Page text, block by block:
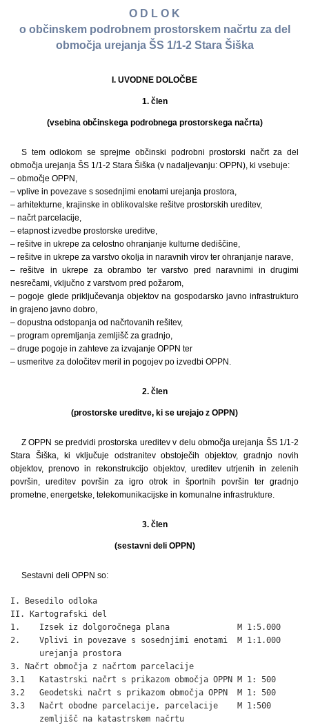
O D L O K
o občinskem podrobnem prostorskem načrtu za del
območja urejanja ŠS 1/1-2 Stara Šiška
I. UVODNE DOLOČBE
1. člen
(vsebina občinskega podrobnega prostorskega načrta)
S tem odlokom se sprejme občinski podrobni prostorski načrt za del
območja urejanja ŠS 1/1-2 Stara Šiška (v nadaljevanju: OPPN), ki vsebuje:
– območje OPPN,
– vplive in povezave s sosednjimi enotami urejanja prostora,
– arhitekturne, krajinske in oblikovalske rešitve prostorskih ureditev,
– načrt parcelacije,
– etapnost izvedbe prostorske ureditve,
– rešitve in ukrepe za celostno ohranjanje kulturne dediščine,
– rešitve in ukrepe za varstvo okolja in naravnih virov ter ohranjanje narave,
– rešitve in ukrepe za obrambo ter varstvo pred naravnimi in drugimi
nesrečami, vključno z varstvom pred požarom,
– pogoje glede priključevanja objektov na gospodarsko javno infrastrukturo
in grajeno javno dobro,
– dopustna odstopanja od načrtovanih rešitev,
– program opremljanja zemljišč za gradnjo,
– druge pogoje in zahteve za izvajanje OPPN ter
– usmeritve za določitev meril in pogojev po izvedbi OPPN.
2. člen
(prostorske ureditve, ki se urejajo z OPPN)
Z OPPN se predvidi prostorska ureditev v delu območja urejanja ŠS 1/1-2
Stara Šiška, ki vključuje odstranitev obstoječih objektov, gradnjo novih
objektov, prenovo in rekonstrukcijo objektov, ureditev utrjenih in zelenih
površin, ureditev površin za igro otrok in športnih površin ter gradnjo
prometne, energetske, telekomunikacijske in komunalne infrastrukture.
3. člen
(sestavni deli OPPN)
Sestavni deli OPPN so:
I. Besedilo odloka
II. Kartografski del
1.    Izsek iz dolgoročnega plana              M 1:5.000
2.    Vplivi in povezave s sosednjimi enotami  M 1:1.000
      urejanja prostora
3. Načrt območja z načrtom parcelacije
3.1   Katastrski načrt s prikazom območja OPPN M 1: 500
3.2   Geodetski načrt s prikazom območja OPPN  M 1: 500
3.3   Načrt obodne parcelacije, parcelacije    M 1:500
      zemljišč na katastrskem načrtu